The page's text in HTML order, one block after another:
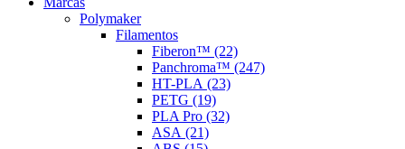
Polymaker
Filamentos
Fiberon™ (22)
Panchroma™ (247)
HT-PLA (23)
PETG (19)
PLA Pro (32)
ASA (21)